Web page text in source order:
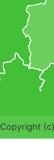
Copyright